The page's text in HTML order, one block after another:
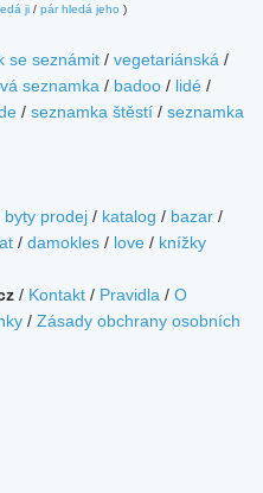
ji / pár hledá jeho )
se seznámit / vegetariánská /
seznamka / badoo / lidé /
/ seznamka štěstí / seznamka
byty prodej / katalog / bazar /
/ damokles / love / knížky
/ Kontakt / Pravidla / O
/ Zásady obchrany osobních